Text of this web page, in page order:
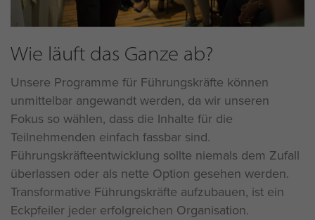
Wie läuft das Ganze ab?
Unsere Programme für Führungskräfte können
unmittelbar angewandt werden, da wir unseren
Fokus so wählen, dass die Inhalte für die
Teilnehmenden einfach fassbar sind.
Führungskräfteentwicklung sollte niemals dem Zufall
überlassen oder als nette Option gesehen werden.
Transformative Führungskräfte aufzubauen, ist ein
Eckpfeiler jeder erfolgreichen Organisation.